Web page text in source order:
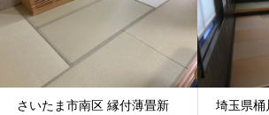
さいたま市南区 縁付薄畳新
埼玉県